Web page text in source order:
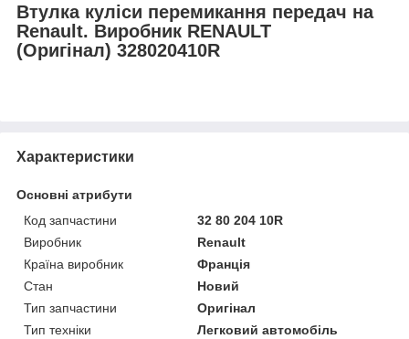
Втулка куліси перемикання передач на
Renault. Виробник RENAULT
(Оригінал) 328020410R
Характеристики
Основні атрибути
Код запчастини
32 80 204 10R
Виробник
Renault
Країна виробник
Франція
Стан
Новий
Тип запчастини
Оригінал
Тип техніки
Легковий автомобіль